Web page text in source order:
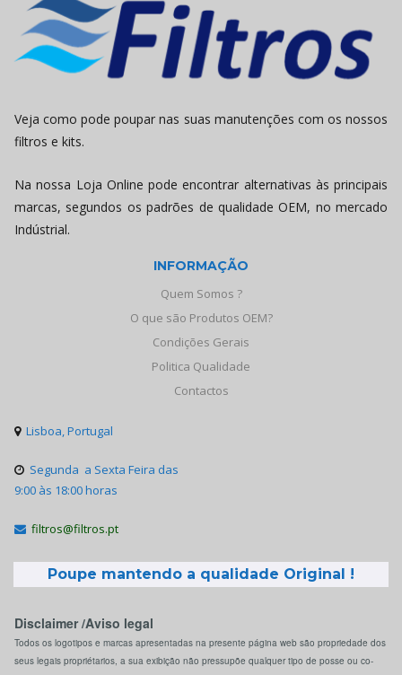
Veja como pode poupar nas suas manutenções com os nossos
filtros e kits.
Na nossa Loja Online pode encontrar alternativas às principais
marcas, segundos os padrões de qualidade OEM, no mercado
Indústrial.
INFORMAÇÃO
Quem Somos ?
O que são Produtos OEM?
Condições Gerais
Politica Qualidade
Contactos
 Lisboa, Portugal
 Segunda a Sexta Feira das
9:00 às 18:00 horas
 filtros@filtros.pt
Poupe mantendo a qualidade Original !
Disclaimer /Aviso legal
Todos os logotipos e marcas apresentadas na presente página web são propriedade dos
seus legais propriétarios, a sua exibição não pressupõe qualquer tipo de posse ou co-